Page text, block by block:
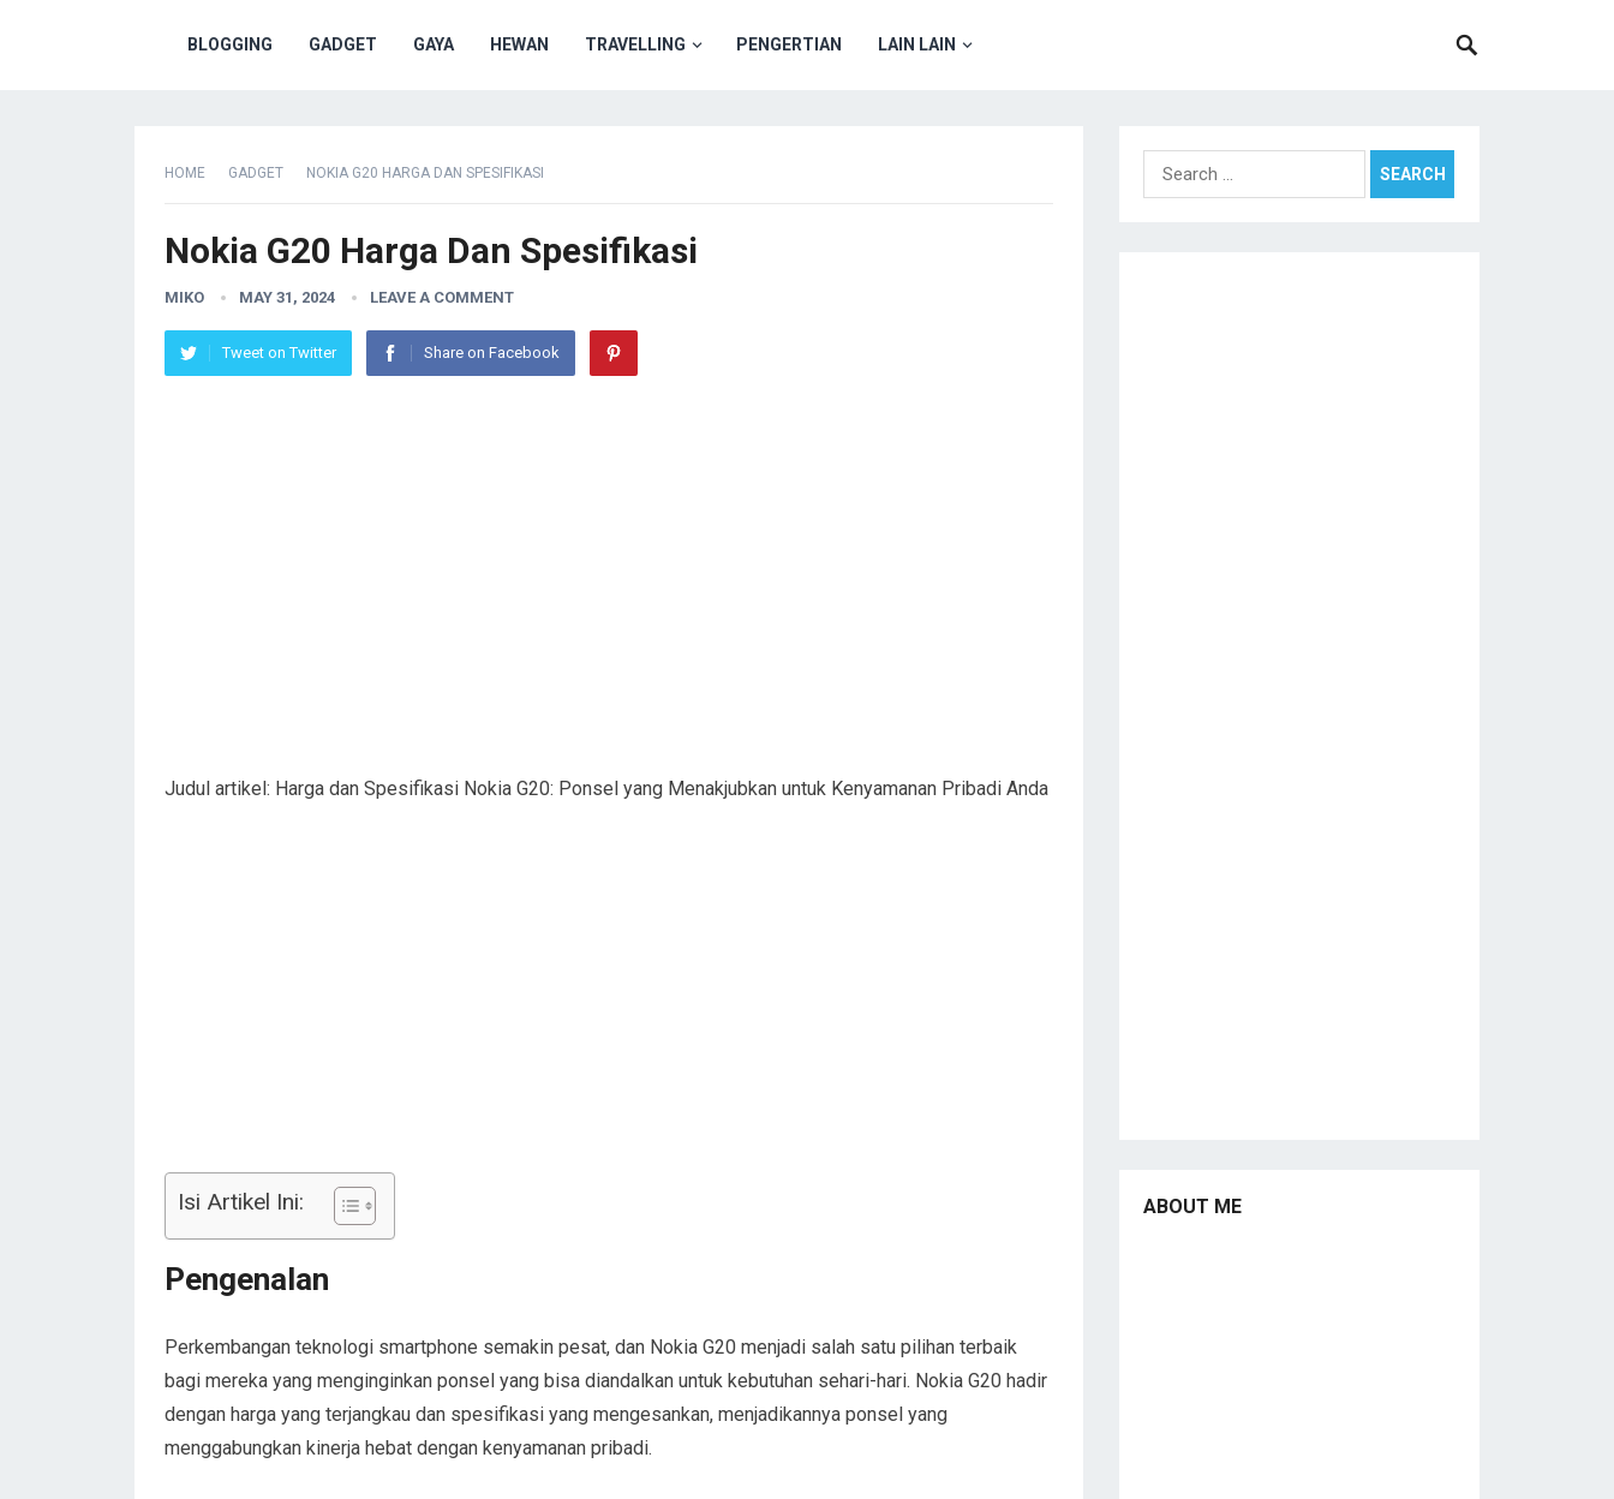
BLOGGING GADGET GAYA HEWAN TRAVELLING PENGERTIAN LAIN LAIN
HOME GADGET NOKIA G20 HARGA DAN SPESIFIKASI
Nokia G20 Harga Dan Spesifikasi
MIKO MAY 31, 2024 LEAVE A COMMENT
Tweet on Twitter Share on Facebook
Judul artikel: Harga dan Spesifikasi Nokia G20: Ponsel yang Menakjubkan untuk Kenyamanan Pribadi Anda
Isi Artikel Ini:
Pengenalan
Perkembangan teknologi smartphone semakin pesat, dan Nokia G20 menjadi salah satu pilihan terbaik
bagi mereka yang menginginkan ponsel yang bisa diandalkan untuk kebutuhan sehari-hari. Nokia G20 hadir
dengan harga yang terjangkau dan spesifikasi yang mengesankan, menjadikannya ponsel yang
menggabungkan kinerja hebat dengan kenyamanan pribadi.
Search
for:
ABOUT ME